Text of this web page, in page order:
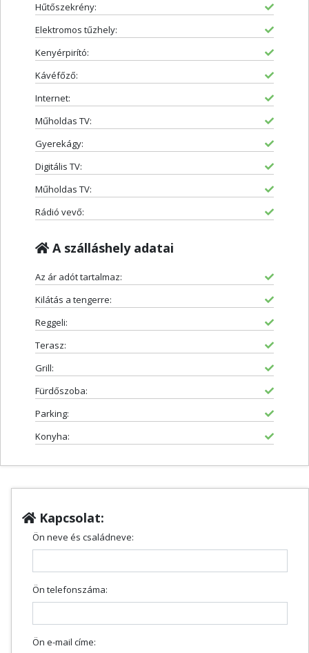
Hűtőszekrény:
Elektromos tűzhely:
Kenyérpirító:
Kávéfőző:
Internet:
Műholdas TV:
Gyerekágy:
Digitális TV:
Műholdas TV:
Rádió vevő:
A szálláshely adatai
Az ár adót tartalmaz:
Kilátás a tengerre:
Reggeli:
Terasz:
Grill:
Fürdőszoba:
Parking:
Konyha:
Kapcsolat:
Ön neve és családneve:
Ön telefonszáma:
Ön e-mail címe: